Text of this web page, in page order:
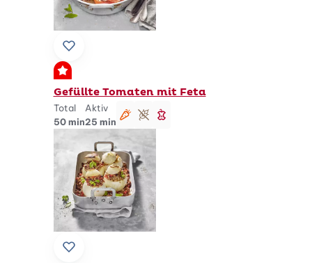
Zu Lieblingsrezepten hinzufügen
Premium
Gefüllte Tomaten mit Feta
Total
50 min
Aktiv
25 min
vegetarisch
glutenfrei
schlank
Zu Lieblingsrezepten hinzufügen